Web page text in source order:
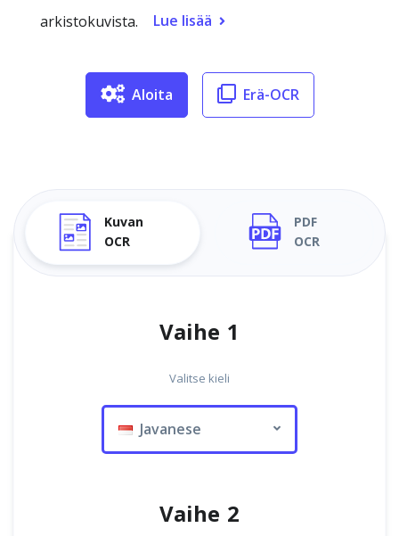
arkistokuvista.
Lue lisää
Aloita Erä-OCR
Kuvan
OCR
PDF
OCR
Vaihe 1
Valitse kieli
Javanese
Vaihe 2